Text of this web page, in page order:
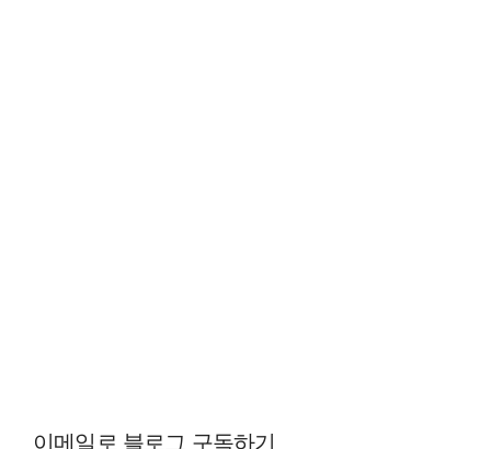
이메일로 블로그 구독하기